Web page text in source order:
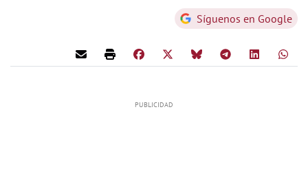
Síguenos en Google